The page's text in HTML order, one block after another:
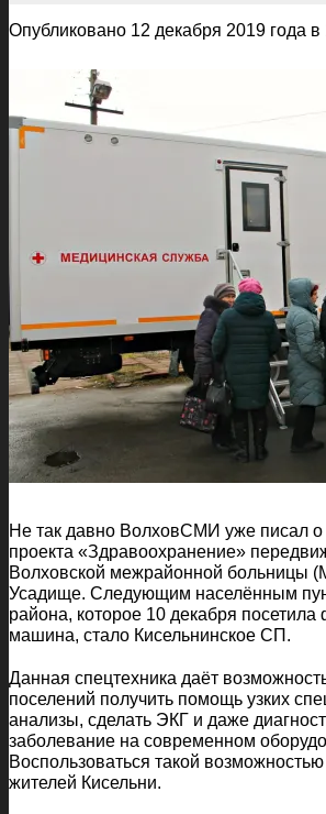
Опубликовано 12 декабря 2019 года в
Не так давно ВолховСМИ уже писал о
проекта «Здравоохранение»
Волховской межрайонной больницы
Усадище. Следующим населённым
района, которое 10 декабря
машина, стало Кисельнинское СП.
Данная спецтехника даёт
поселений получить помощь узких
анализы, сделать ЭКГ и даже
заболевание на современном
Воспользоваться такой
жителей Кисельни.